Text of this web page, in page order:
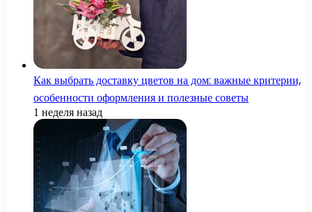
Как выбрать доставку цветов на дом: важные критерии,
особенности оформления и полезные советы
1 неделя назад